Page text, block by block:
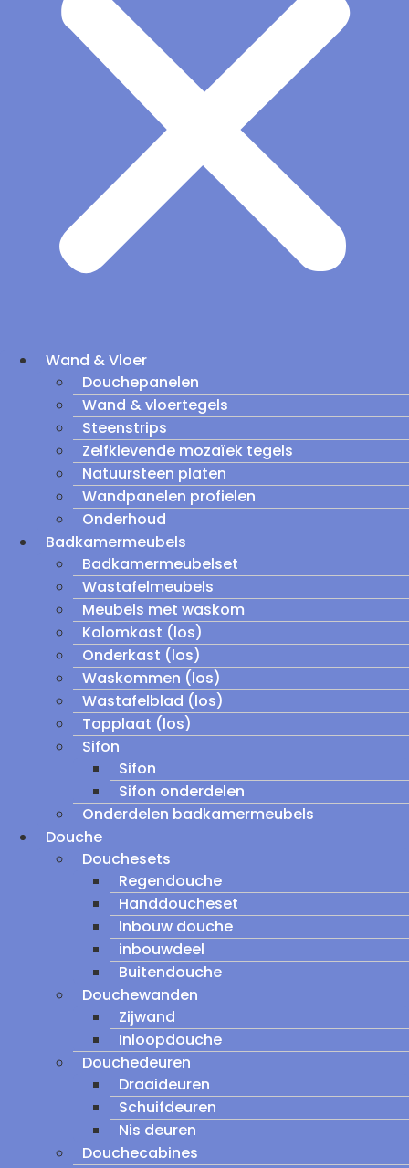
Wand & Vloer
Douchepanelen
Wand & vloertegels
Steenstrips
Zelfklevende mozaïek tegels
Natuursteen platen
Wandpanelen profielen
Onderhoud
Badkamermeubels
Badkamermeubelset
Wastafelmeubels
Meubels met waskom
Kolomkast (los)
Onderkast (los)
Waskommen (los)
Wastafelblad (los)
Topplaat (los)
Sifon
Sifon
Sifon onderdelen
Onderdelen badkamermeubels
Douche
Douchesets
Regendouche
Handdoucheset
Inbouw douche
inbouwdeel
Buitendouche
Douchewanden
Zijwand
Inloopdouche
Douchedeuren
Draaideuren
Schuifdeuren
Nis deuren
Douchecabines